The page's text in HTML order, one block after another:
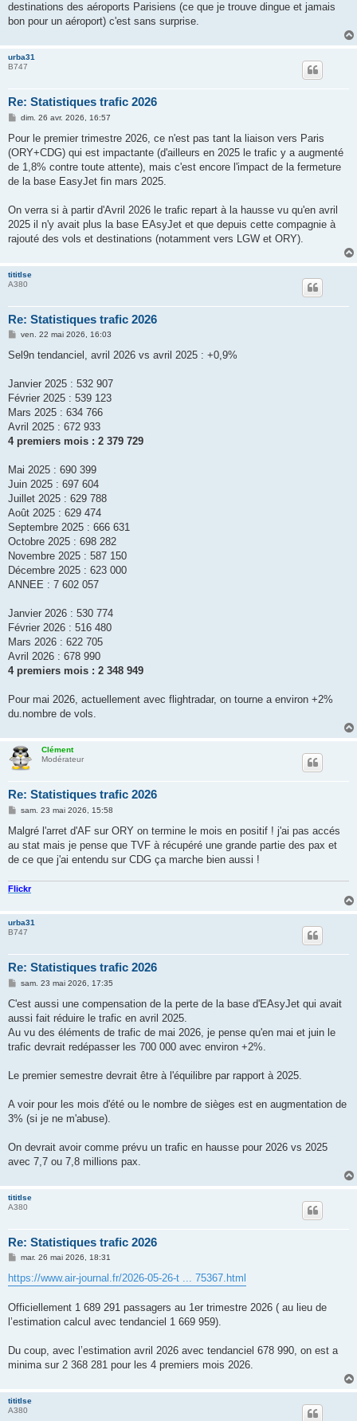
a
g
destinations des aéroports Parisiens (ce que je trouve dingue et jamais
bon pour un aéroport) c'est sans surprise.
urba31
B747
Re: Statistiques trafic 2026
M
s
a
g
dim. 26 avr. 2026, 16:57
Pour le premier trimestre 2026, ce n'est pas tant la liaison vers Paris
(ORY+CDG) qui est impactante (d'ailleurs en 2025 le trafic y a augmenté
de 1,8% contre toute attente), mais c'est encore l'impact de la fermeture
de la base EasyJet fin mars 2025.
On verra si à partir d'Avril 2026 le trafic repart à la hausse vu qu'en avril
2025 il n'y avait plus la base EAsyJet et que depuis cette compagnie à
rajouté des vols et destinations (notamment vers LGW et ORY).
tititlse
A380
Re: Statistiques trafic 2026
M
s
g
ven. 22 mai 2026, 16:03
Sel9n tendanciel, avril 2026 vs avril 2025 : +0,9%
Janvier 2025 : 532 907
Février 2025 : 539 123
Mars 2025 : 634 766
Avril 2025 : 672 933
4 premiers mois : 2 379 729
Mai 2025 : 690 399
Juin 2025 : 697 604
Juillet 2025 : 629 788
Août 2025 : 629 474
Septembre 2025 : 666 631
Octobre 2025 : 698 282
Novembre 2025 : 587 150
Décembre 2025 : 623 000
ANNEE : 7 602 057
Janvier 2026 : 530 774
Février 2026 : 516 480
Mars 2026 : 622 705
Avril 2026 : 678 990
4 premiers mois : 2 348 949
Pour mai 2026, actuellement avec flightradar, on tourne a environ +2%
du.nombre de vols.
Clément
Modérateur
Re: Statistiques trafic 2026
M
s
a
g
sam. 23 mai 2026, 15:58
Malgré l'arret d'AF sur ORY on termine le mois en positif ! j'ai pas accés
au stat mais je pense que TVF à récupéré une grande partie des pax et
de ce que j'ai entendu sur CDG ça marche bien aussi !
Flickr
urba31
B747
Re: Statistiques trafic 2026
M
s
a
g
sam. 23 mai 2026, 17:35
C'est aussi une compensation de la perte de la base d'EAsyJet qui avait
aussi fait réduire le trafic en avril 2025.
Au vu des éléments de trafic de mai 2026, je pense qu'en mai et juin le
trafic devrait redépasser les 700 000 avec environ +2%.
Le premier semestre devrait être à l'équilibre par rapport à 2025.
A voir pour les mois d'été ou le nombre de sièges est en augmentation de
3% (si je ne m'abuse).
On devrait avoir comme prévu un trafic en hausse pour 2026 vs 2025
avec 7,7 ou 7,8 millions pax.
tititlse
A380
Re: Statistiques trafic 2026
M
s
s
g
e
mar. 26 mai 2026, 18:31
https://www.air-journal.fr/2026-05-26-t ... 75367.html
Officiellement 1 689 291 passagers au 1er trimestre 2026 ( au lieu de
l’estimation calcul avec tendanciel 1 669 959).
Du coup, avec l’estimation avril 2026 avec tendanciel 678 990, on est a
minima sur 2 368 281 pour les 4 premiers mois 2026.
tititlse
A380